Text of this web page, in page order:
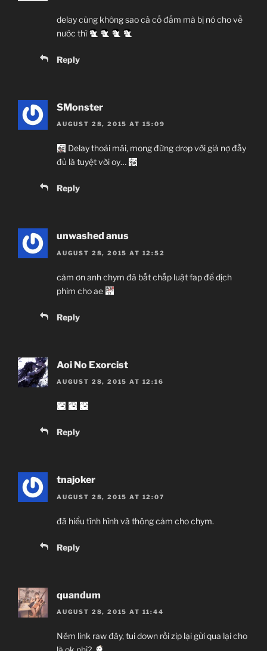
delay cũng không sao cả cố đấm mà bị nó cho về
nước thì
Reply
SMonster
AUGUST 28, 2015 AT 15:09
Delay thoải mái, mong đừng drop với giả nợ đầy
đủ là tuyệt vời oy…
Reply
unwashed anus
AUGUST 28, 2015 AT 12:52
cảm ơn anh chym đã bất chấp luật fap để dịch
phim cho ae
Reply
Aoi No Exorcist
AUGUST 28, 2015 AT 12:16
Reply
tnajoker
AUGUST 28, 2015 AT 12:07
đã hiểu tình hình và thông cảm cho chym.
Reply
quandum
AUGUST 28, 2015 AT 11:44
Ném link raw đây, tui down rồi zip lại gửi qua lại cho